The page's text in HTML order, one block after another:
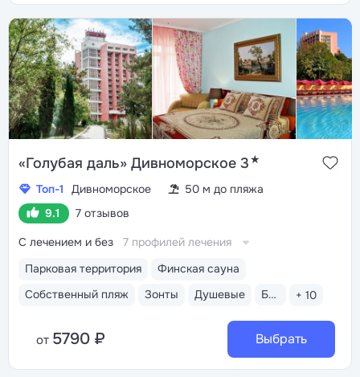
и центрального пляжа. В шаговой доступности —
«Старый парк», дельфинарий «Морской мир», канатная
дорога в парк «Олимп», кафе, магазины
и аттракционы
Трёхразовое питание «шведский
стол». Отдельный ресторан для гостей номеров
«Джуниор сюит», «Люкс» и «Апартаменты». Летом
работают закусочная «Жемчужина» и кафе «O`Cafe»
на набережной с панорамным видом на Чёрное море
«Голубая даль» Дивноморское 3★
Топ-1 Дивноморское
50 м до пляжа
9.1
7 отзывов
Парковая территория
Финская сауна
Собственный пляж
Зонты Душевые Бар пляжный + 10
С лечением и без 7 профилей лечения
от 5790 ₽ Выбрать